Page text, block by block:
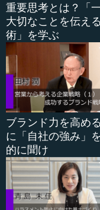
きました。その考え
これが3番目です。
そして次に、今回の
ディングを合わせて
ィング」という、ま
共有します。これは
めのモデルなので、
そして、そのモデル
「ワーク・エンゲイ
重要思考とは？「
大切なことを伝え
術」を学ぶ
ブランド力を高め
に「自社の強み」
的に聞け